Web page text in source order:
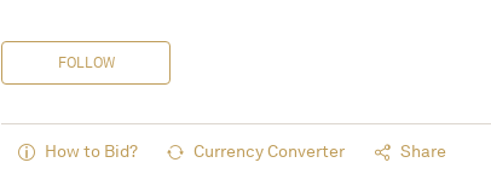
FOLLOW
How to Bid? Currency Converter Share